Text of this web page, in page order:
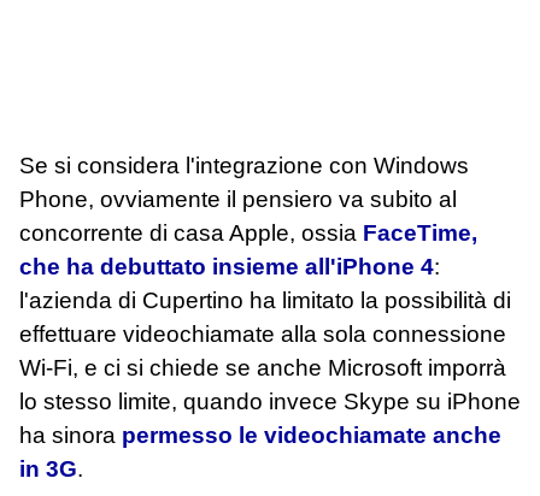
Se si considera l'integrazione con Windows
Phone, ovviamente il pensiero va subito al
concorrente di casa Apple, ossia FaceTime,
che ha debuttato insieme all'iPhone 4:
l'azienda di Cupertino ha limitato la possibilità di
effettuare videochiamate alla sola connessione
Wi-Fi, e ci si chiede se anche Microsoft imporrà
lo stesso limite, quando invece Skype su iPhone
ha sinora permesso le videochiamate anche
in 3G.